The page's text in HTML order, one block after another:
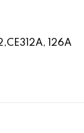
126A